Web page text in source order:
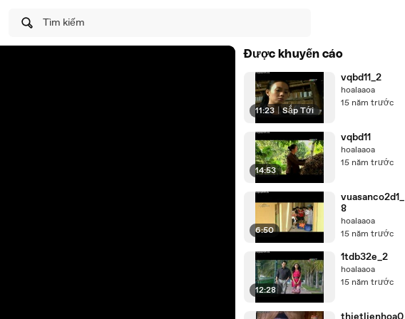
Tìm kiếm
Được khuyến cáo
11:23 Sắp Tới
vqbd11_2
hoalaaoa
15 năm trước
14:53
vqbd11
hoalaaoa
15 năm trước
6:50
vuasanco2d1_
8
hoalaaoa
15 năm trước
12:28
1tdb32e_2
hoalaaoa
15 năm trước